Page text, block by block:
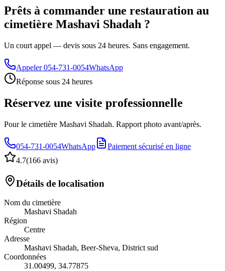
Prêts à commander une restauration au
cimetière Mashavi Shadah ?
Un court appel — devis sous 24 heures. Sans engagement.
Appeler 054-731-0054WhatsApp
Réponse sous 24 heures
Réservez une visite professionnelle
Pour le cimetière Mashavi Shadah. Rapport photo avant/après.
054-731-0054WhatsApp
Paiement sécurisé en ligne
4.7(166 avis)
Détails de localisation
Nom du cimetière
Mashavi Shadah
Région
Centre
Adresse
Mashavi Shadah, Beer-Sheva, District sud
Coordonnées
31.00499, 34.77875